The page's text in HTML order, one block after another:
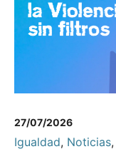
27/07/2026
Igualdad, Noticias,